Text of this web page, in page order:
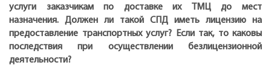
услуги заказчикам по доставке их ТМЦ до мест
назначения. Должен ли такой СПД иметь лицензию на
предоставление транспортных услуг? Если так, то каковы
последствия при осуществлении безлицензионной
деятельности?